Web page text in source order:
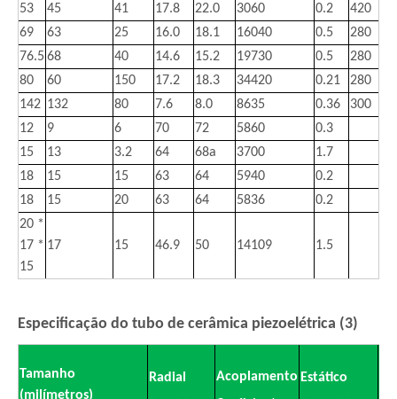
53
45 41 17.8 22.0 3060 0.2
420
69
63 25 16.0 18.1 16040 0.5
280
76.568 40 14.6 15.2 19730 0.5
280
80
60 150 17.2 18.3 34420 0.21
280
142 132 80 7.6 8.0 8635 0.36
300
12
9 6 70 72 5860
0.3
15
13 3.2 64 68a 3700
1.7
18
15 15 63 64 5940
0.2
18
15 20 63 64 5836
0.2
20 *
17 *
15
17 15 46.9 50 14109 1.5
Especificação do tubo de cerâmica piezoelétrica (3)
Tamanho
(milímetros)
Radial
Acoplamento Estático